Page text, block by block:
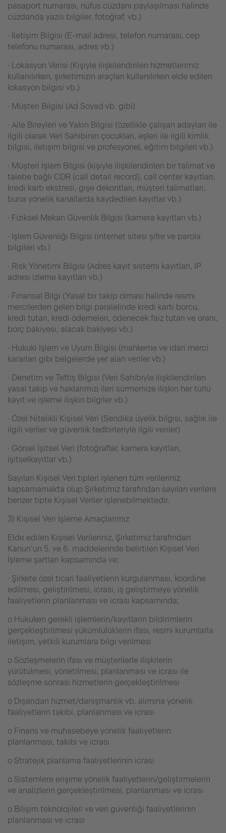
pasaport numarası, nüfus cüzdanı paylaşılması halinde
cüzdanda yazılı bilgiler, fotoğraf, vb.)
· İletişim Bilgisi (E-mail adresi, telefon numarası, cep
telefonu numarası, adres vb.)
· Lokasyon Verisi (Kişiyle ilişkilendirilen hizmetlerimiz
kullanılırken, şirketimizin araçları kullanılırken elde edilen
lokasyon bilgisi vb.)
· Müşteri Bilgisi (Ad Soyad vb. gibi)
· Aile Bireyleri ve Yakın Bilgisi (özellikle çalışan adayları ile
ilgili olarak Veri Sahibinin çocukları, eşleri ile ilgili kimlik
bilgisi, iletişim bilgisi ve profesyonel, eğitim bilgileri vb.)
· Müşteri İşlem Bilgisi (kişiyle ilişkilendirilen bir talimat ve
talebe bağlı CDR (call detail record), call center kayıtları,
kredi kartı ekstresi, gişe dekontları, müşteri talimatları,
buna yönelik kanallarda kaydedilen kayıtlar vb.)
· Fiziksel Mekan Güvenlik Bilgisi (kamera kayıtları vb.)
· İşlem Güvenliği Bilgisi (internet sitesi şifre ve parola
bilgileri vb.)
· Risk Yönetimi Bilgisi (Adres kayıt sistemi kayıtları, IP
adresi izleme kayıtları vb.)
· Finansal Bilgi (Yasal bir takip olması halinde resmi
mercilerden gelen bilgi paralelinde kredi kartı borcu,
kredi tutarı, kredi ödemeleri, ödenecek faiz tutarı ve oranı,
borç bakiyesi, alacak bakiyesi vb.)
· Hukuki İşlem ve Uyum Bilgisi (mahkeme ve idari merci
kararları gibi belgelerde yer alan veriler vb.)
· Denetim ve Teftiş Bilgisi (Veri Sahibiyle ilişkilendirilen
yasal takip ve haklarımızı ileri sürmemize ilişkin her türlü
kayıt ve işleme ilişkin bilgiler vb.)
· Özel Nitelikli Kişisel Veri (Sendika üyelik bilgisi, sağlık ile
ilgili veriler ve güvenlik tedbirleriyle ilgili veriler)
· Görsel İşitsel Veri (fotoğraflar, kamera kayıtları,
işitselkayıtlar vb.)
Sayılan Kişisel Veri tipleri işlenen tüm verileriniz
kapsamamakta olup Şirketimiz tarafından sayılan verilere
benzer tipte Kişisel Veriler işlenebilmektedir.
3) Kişisel Veri İşleme Amaçlarımız
Elde edilen Kişisel Verileriniz, Şirketimiz tarafından
Kanun’un 5. ve 6. maddelerinde belirtilen Kişisel Veri
İşleme şartları kapsamında ve;
· Şirkete özel ticari faaliyetlerin kurgulanması, koordine
edilmesi, geliştirilmesi, icrası, iş geliştirmeye yönelik
faaliyetlerin planlanması ve icrası kapsamında;
o Hukuken gerekli işlemlerin/kayıtların bildirimlerin
gerçekleştirilmesi yükümlülüklerin ifası, resmi kurumlarla
iletişim, yetkili kurumlara bilgi verilmesi
o Sözleşmelerin ifası ve müşterilerle ilişkilerin
yürütülmesi, yönetilmesi, planlanması ve icrası ile
sözleşme sonrası hizmetlerin gerçekleştirilmesi
o Dışarıdan hizmet/danışmanlık vb. alımına yönelik
faaliyetlerin takibi, planlanması ve icrası
o Finans ve muhasebeye yönelik faaliyetlerin
planlanması, takibi ve icrası
o Stratejik planlama faaliyetlerinin icrası
o Sistemlere erişime yönelik faaliyetlerin/geliştirmelerin
ve analizlerin gerçekleştirilmesi, planlanması ve icrası
o Bilişim teknolojileri ve veri güvenliği faaliyetlerinin
planlanması ve icrası